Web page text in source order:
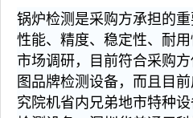
锅炉检测是采购方承担的
性能、精度、稳定性、耐
市场调研，目前符合采购
图品牌检测设备，而且目
究院机省内兄弟地市特种